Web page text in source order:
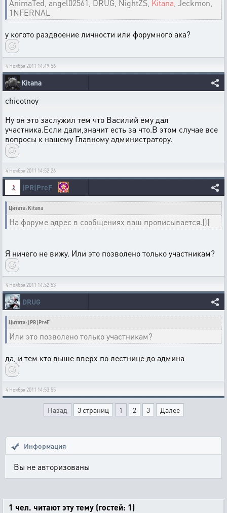
AnimaTed, angel02561, DRUG, NightZS, Kitana , Jeckmon,
1NFERNAL
у когото раздвоение личности или форумного ака?
4 Ноября 2011 14:49:56
Kitana
chicotnoy
Ну он это заслужил тем что Василий ему дал
участника.Если дали,значит есть за что.В этом случае все
вопросы к нашему Главному администратору.
4 Ноября 2011 14:52:26
|PR|PreF
Цитата: Kitana
На форуме адрес в сообщениях ваш прописывается.)))
Я ничего не вижу. Или это позволено только участникам?
4 Ноября 2011 14:52:53
DRUG
Цитата: |PR|PreF
Или это позволено только участникам?
да, и тем кто выше вверх по лестнице до админа
4 Ноября 2011 14:53:55
Назад 3 страниц 1 2 3 Далее
Информация
Вы не авторизованы
1 чел. читают эту тему (гостей: 1)